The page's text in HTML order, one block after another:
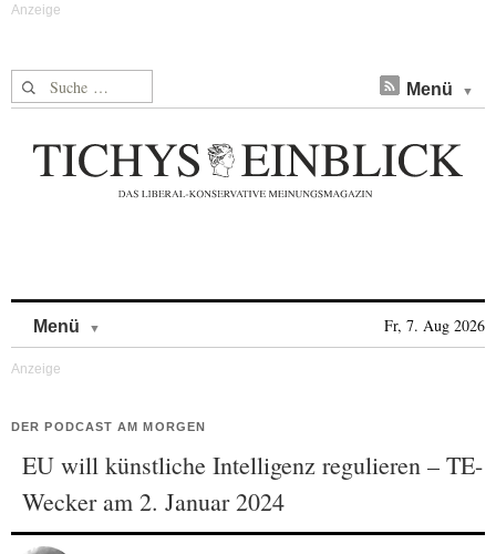
Suche nach: Menü
Menü Fr, 7. Aug 2026
DER PODCAST AM MORGEN
EU will künstliche Intelligenz regulieren – TE-
Wecker am 2. Januar 2024